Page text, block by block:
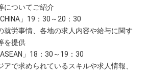
についてご紹介
」19：30～20：30
就労事情、各地の求人内容や給与に関す
を提供
」18：30～19：30
アで求められているスキルや求人情報、